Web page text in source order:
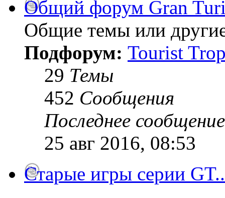
Общий форум Gran
Общие темы или
Подфорум: Tourist
29 Темы
452 Сообщения
Последнее сообщение
25 авг 2016, 08:53
Старые игры серии